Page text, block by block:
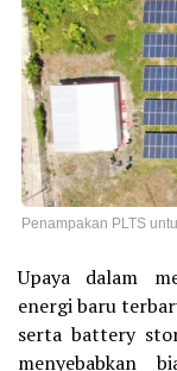
Penampakan PLTS
Upaya dalam
energi baru
serta battery
menyebabkan